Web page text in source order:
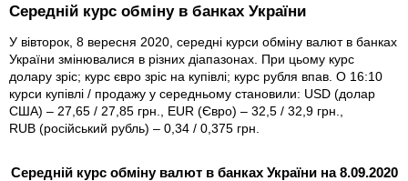
Середній курс обміну в банках України
У вівторок, 8 вересня 2020, середні курси обміну валют в банках
України змінювалися в різних діапазонах. При цьому курс
долару зріс; курс євро зріс на купівлі; курс рубля впав. О 16:10
курси купівлі / продажу у середньому становили: USD (долар
США) – 27,65 / 27,85 грн., EUR (Євро) – 32,5 / 32,9 грн.,
RUB (російський рубль) – 0,34 / 0,375 грн.
Середній курс обміну валют в банках України на 8.09.2020